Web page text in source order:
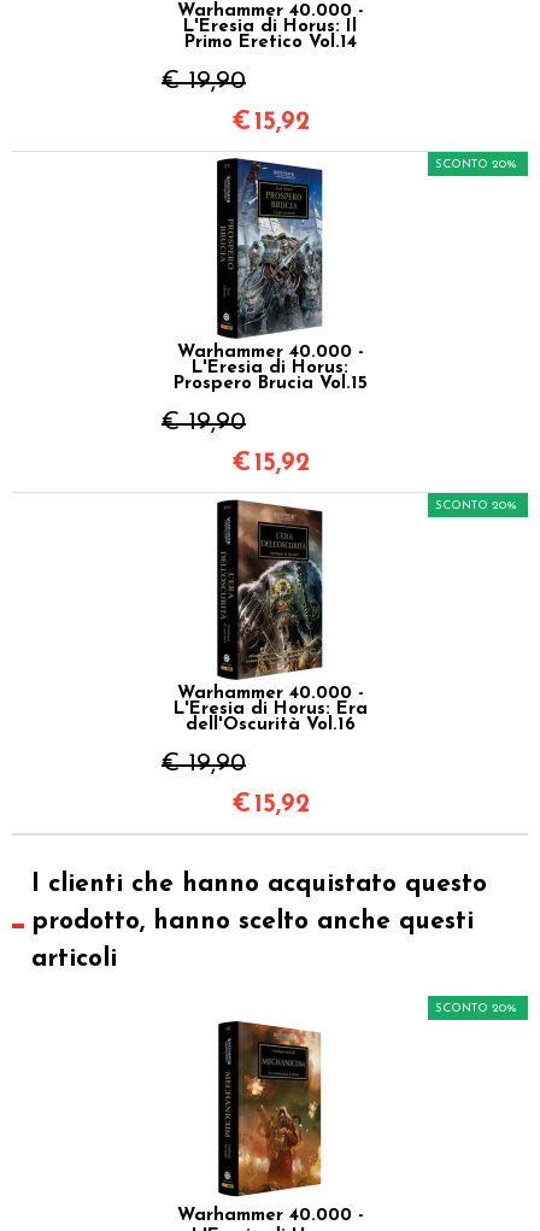
Warhammer 40.000 -
L'Eresia di Horus: Il
Primo Eretico Vol.14
€ 19,90
€ 15,92
Warhammer 40.000 -
L'Eresia di Horus:
Prospero Brucia Vol.15
€ 19,90
SCONTO 20%
€ 15,92
Warhammer 40.000 -
L'Eresia di Horus: Era
dell'Oscurità Vol.16
€ 19,90
SCONTO 20%
€ 15,92
I clienti che hanno acquistato questo
prodotto, hanno scelto anche questi
articoli
Warhammer 40.000 -
SCONTO 20%